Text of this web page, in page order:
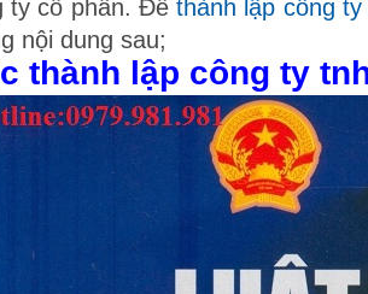
ty cổ phần. Đểthành lập công
nội dung sau;
thành lập công ty